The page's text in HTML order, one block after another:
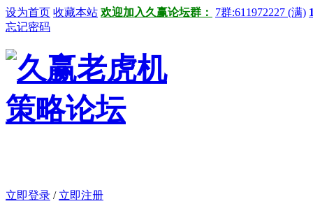
设为首页 收藏本站 欢迎加入久赢论坛群： 7群:611972227 (满)
忘记密码
立即登录 / 立即注册